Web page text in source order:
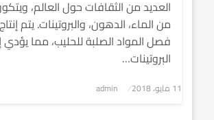
العديد من الثقافات حول العالم،
من الماء، الدهون، والبروتينات. يتم
فصل المواد الصلبة للحليب، مما يؤدي
البروتينات…
نُشر
11 مايو، 2018 admin